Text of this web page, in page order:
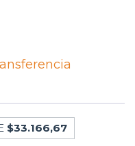
$33.166,67